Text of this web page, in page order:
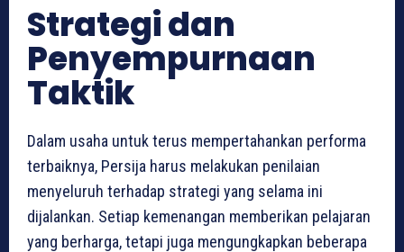
Strategi dan
Penyempurnaan
Taktik
Dalam usaha untuk terus mempertahankan performa
terbaiknya, Persija harus melakukan penilaian
menyeluruh terhadap strategi yang selama ini
dijalankan. Setiap kemenangan memberikan pelajaran
yang berharga, tetapi juga mengungkapkan beberapa